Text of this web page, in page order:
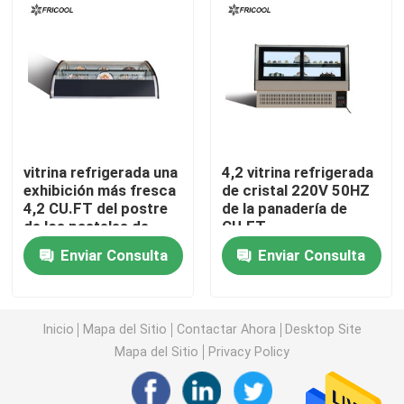
congelador de la exhibición del helado
Alcance en refrigerador
Tabla refrigerada de la preparación
Refrigerador de la cortina de aire
refrigerador de la exhibición de la carne
Fabricante de hielo comercial
vitrina refrigerada una
exhibición más fresca
4,2 CU.FT del postre
de los pasteles de
220V 50HZ
Enviar Consulta
4,2 vitrina refrigerada
de cristal 220V 50HZ
de la panadería de
CU.FT
Enviar Consulta
Inicio Mapa del Sitio Contactar Ahora
Desktop Site
Mapa del Sitio
Privacy Policy